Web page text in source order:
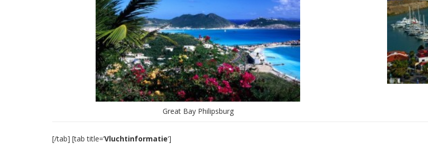
Great Bay Philipsburg
[/tab] [tab title=’Vluchtinformatie‘]